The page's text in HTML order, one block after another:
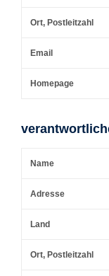
Ort, Postleitzahl
Email
Homepage
Name
Adresse
Land
Ort, Postleitzahl